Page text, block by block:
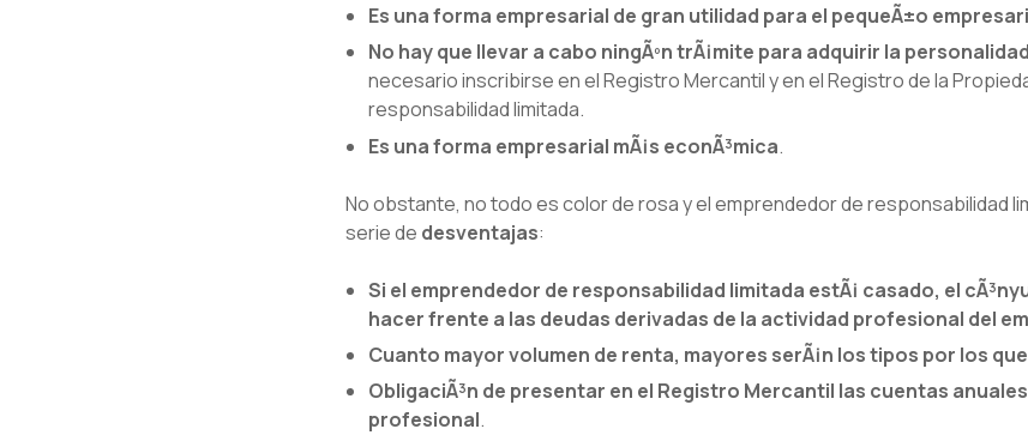
Es una forma empresarial de gran utilidad para el pequeÃ±o
No hay que llevar a cabo ningÃºn trÃ¡mite para adquirir la
necesario inscribirse en el Registro Mercantil y en el Registro de la
responsabilidad limitada.
Es una forma empresarial mÃ¡s econÃ³mica.
No obstante, no todo es color de rosa y el emprendedor de responsabilidad
serie de desventajas:
Si el emprendedor de responsabilidad limitada estÃ¡ casado, el
hacer frente a las deudas derivadas de la actividad profesional del
Cuanto mayor volumen de renta, mayores serÃ¡n los tipos por los
ObligaciÃ³n de presentar en el Registro Mercantil las cuentas
profesional.